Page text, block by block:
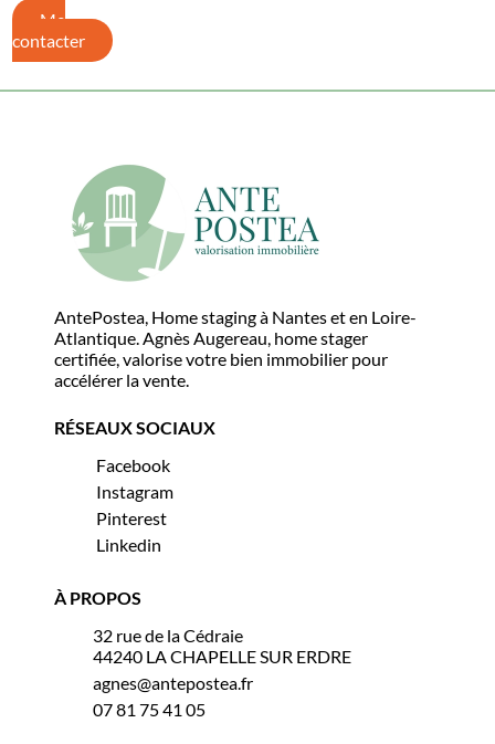
Me
contacter
AntePostea, Home staging à Nantes et en Loire-
Atlantique. Agnès Augereau, home stager
certifiée, valorise votre bien immobilier pour
accélérer la vente.
RÉSEAUX SOCIAUX
Facebook
Instagram
Pinterest
Linkedin
À PROPOS
32 rue de la Cédraie
44240 LA CHAPELLE SUR ERDRE
agnes@antepostea.fr
07 81 75 41 05